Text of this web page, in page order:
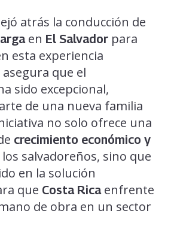
atrás la conducción de
en El Salvadorpara
esta experiencia
que el
sido excepcional,
de una nueva familia
no solo ofrece una
crecimiento económico y
salvadoreños, sino que
en la solución
que Costa Ricaenfrente
de obra en un sector